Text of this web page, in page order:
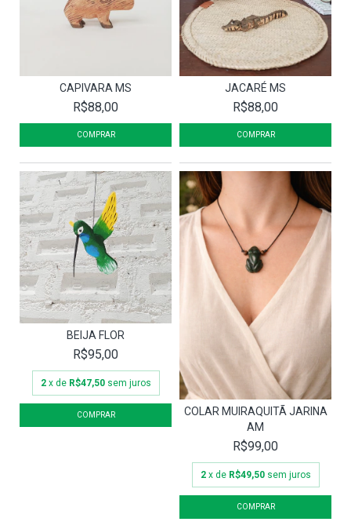
CAPIVARA MS
R$88,00
JACARÉ MS
R$88,00
BEIJA FLOR
R$95,00
2 x de R$47,50 sem juros
COLAR MUIRAQUITÃ JARINA
AM
R$99,00
2 x de R$49,50 sem juros